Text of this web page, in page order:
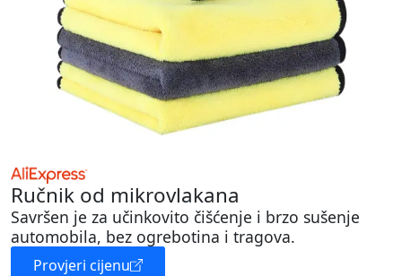
Ručnik od mikrovlakana
Savršen je za učinkovito čišćenje i brzo sušenje
automobila, bez ogrebotina i tragova.
Provjeri cijenu